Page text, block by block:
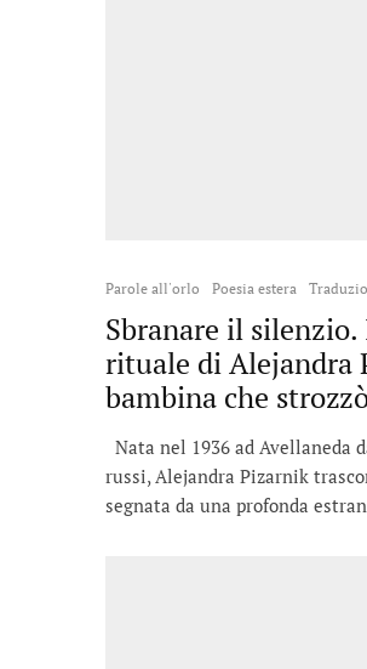
Parole all'orlo Poesia estera
Sbranare il
rituale di Alejandra
bambina che
Nata nel 1936 ad Avellaneda
russi, Alejandra Pizarnik
segnata da una profonda